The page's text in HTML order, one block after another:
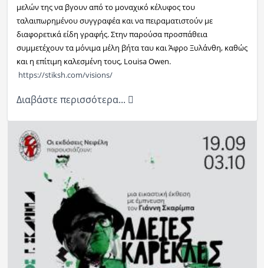
μελών της να βγουν από το μοναχικό κέλυφος του
ταλαιπωρημένου συγγραφέα και να πειραματιστούν με
διαφορετικά είδη γραφής. Στην παρούσα προσπάθεια
συμμετέχουν τα μόνιμα μέλη βήτα ταυ και Άφρο Ξυλάνθη, καθώς
και η επίτιμη καλεσμένη τους, Louisa Owen.
https://stiksh.com/visions/
Διαβάστε περισσότερα...